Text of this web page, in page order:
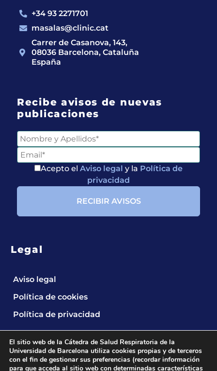
+34 93 2271701
masalas@clinic.cat
Carrer de Casanova, 143,
08036 Barcelona, Cataluña
España
Recibe avisos de nuevas
publicaciones
Acepto el Aviso legal y la Política de
privacidad
Legal
Aviso legal
Política de cookies
Política de privacidad
El sitio web de la Cátedra de Salud Respiratoria de la
Universidad de Barcelona utiliza cookies propias y de terceros
con el fin de gestionar sus preferencias (recordar información
para que acceda al sitio web con determinadas características